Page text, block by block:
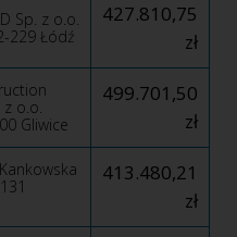
Sp. z o.o.
229 Łódź
427.810,75
zł
o.o.
Gliwice
499.701,50
zł
413.480,21
zł